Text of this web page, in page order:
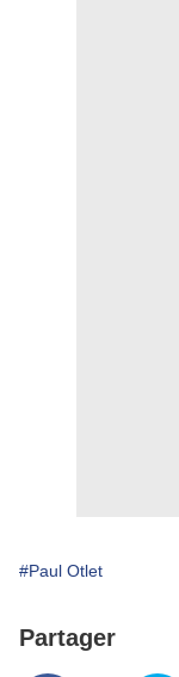
#Paul Otlet
Partager